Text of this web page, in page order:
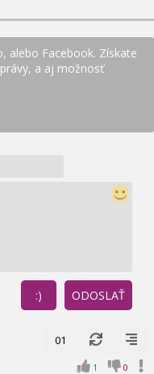
alebo Facebook. Získate
a aj možnosť
ODOSLAŤ
:)
01
1 0